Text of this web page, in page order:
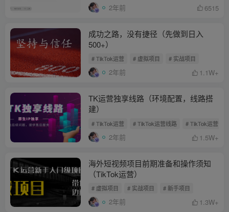
2年前 6515
成功之路，没有捷径（先做到日入
500+）
# TikTok运营 # 虚拟项目 # 实战项目
2年前 1.1W+
TK运营独享线路（环境配置，线路搭
建）
# TikTok运营 # TikTok运营线路 # TikTok运营专线
2年前 1.5W+
海外短视频项目前期准备和操作须知
（TikTok运营）
# 虚拟项目 # 实战项目 # 新手项目
2年前 1.3W+